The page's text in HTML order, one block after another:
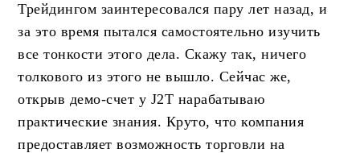
Трейдингом заинтересовался пару лет назад, и
за это время пытался самостоятельно изучить
все тонкости этого дела. Скажу так, ничего
толкового из этого не вышло. Сейчас же,
открыв демо-счет у J2Т нарабатываю
практические знания. Круто, что компания
предоставляет возможность торговли на